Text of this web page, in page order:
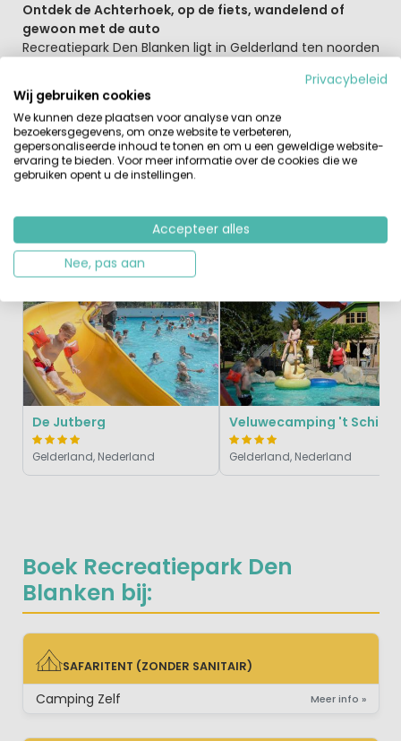
Boek Recreatiepark Den
Blanken bij:
SAFARITENT (ZONDER SANITAIR)
SAFARITENT (ZONDER SANITAIR)
Camping Zelf Meer info »
Ontdek de Achterhoek, op de fiets, wandelend of
gewoon met de auto
Recreatiepark Den Blanken ligt in Gelderland ten noorden
heerlijk om hier een fijne wandel- of fietstocht te
maken. Je kunt ook in de auto stappen een plaatsen als
Winterswijk, Zutphen of Deventer bezoeken.
Vergelijkbare CampingsRecent Bekeken
Klein & Groen
De Jutberg
Gelderland, Nederland
Veluwecamping 't
Gelderland, Nederland
Privacybeleid
Wij gebruiken cookies
We kunnen deze plaatsen voor analyse van onze
bezoekersgegevens, om onze website te verbeteren,
gepersonaliseerde inhoud te tonen en om u een geweldige website-
ervaring te bieden. Voor meer informatie over de cookies die we
gebruiken opent u de instellingen.
Accepteer alles
Nee, pas aan